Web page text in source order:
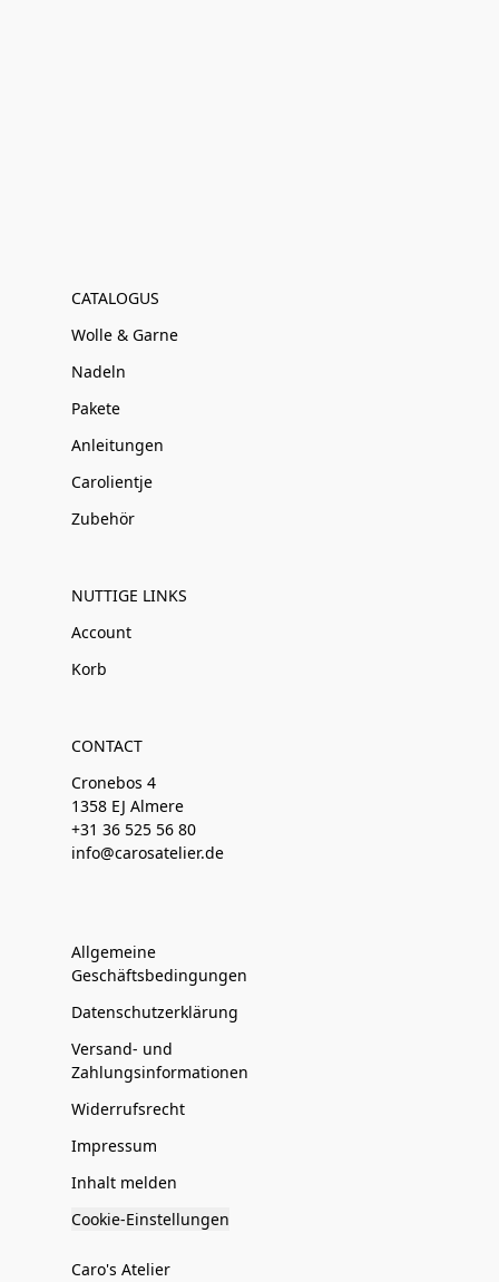
CATALOGUS
Wolle & Garne
Nadeln
Pakete
Anleitungen
Carolientje
Zubehör
NUTTIGE LINKS
Account
Korb
CONTACT
Cronebos 4
1358 EJ Almere
+31 36 525 56 80
info@carosatelier.de
Allgemeine
Geschäftsbedingungen
Datenschutzerklärung
Versand- und
Zahlungsinformationen
Widerrufsrecht
Impressum
Inhalt melden
Cookie-Einstellungen
Caro's Atelier